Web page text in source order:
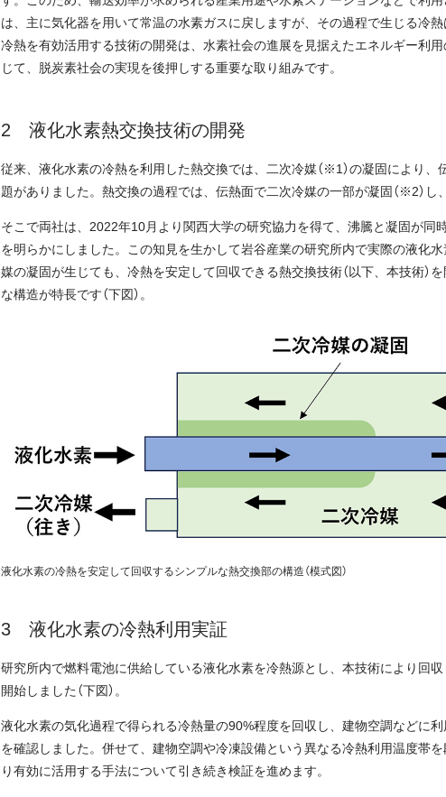
は、主に気化器を用いて常温の水素ガスに戻しますが、その過程で生じる冷
冷熱を有効活用する技術の開発は、水素社会の進展を見据えたエネルギー利
じて、脱炭素社会の実現を後押しする重要な取り組みです。
液化水素熱交換技術の開発
従来、液化水素の冷熱を利用した熱交換では、二次冷媒（※1）の凝固により、
題がありました。熱交換の過程では、伝熱面で二次冷媒の一部が凝固（※2）し
そこで両社は、2022年10月より関西大学の研究協力を得て、沸騰と凝固が同
を明らかにしました。この知見を生かして岩谷産業の研究所内で実際の液化
媒の凝固が生じても、冷熱を安定して回収できる熱交換技術（以下、本技術）
な構造が特長です（下図）。
液化水素の冷熱を安定して回収するシンプルな熱交換部の構造（模式図）
液化水素の冷熱利用実証
研究所内で燃料電池に供給している液化水素を冷熱源とし、本技術により回
開始しました（下図）。
液化水素の気化過程で得られる冷熱量の90%程度を回収し、建物空調などに
を確認しました。併せて、建物空調や冷凍設備という異なる冷熱利用温度帯
り有効に活用する手法について引き続き検証を進めます。